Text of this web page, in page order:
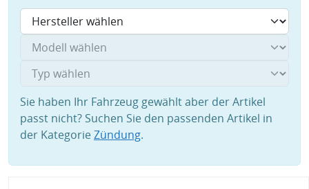
Sie haben Ihr Fahrzeug gewählt aber der Artikel
passt nicht? Suchen Sie den passenden Artikel in
der KategorieZündung.